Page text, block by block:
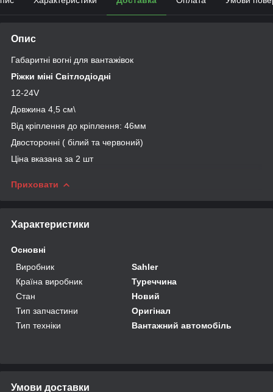
Опис
Габаритні вогні для вантажівок
Ріжки міні Світлодіодні
12-24V
Довжина 4,5 см\
Від кріплення до кріплення: 46мм
Двосторонні ( білий та червоний)
Ціна вказана за 2 шт
Приховати
Характеристики
Основні
Виробник
Sahler
Країна виробник
Туреччина
Стан
Новий
Тип запчастини
Оригінал
Тип техніки
Вантажний автомобіль
Умови доставки